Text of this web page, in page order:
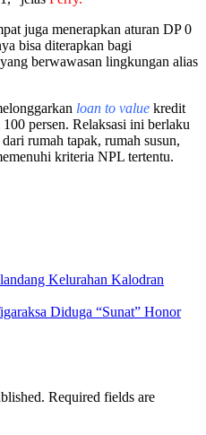
juga menerapkan aturan DP 0
bisa diterapkan bagi
berwawasan lingkungan alias
loan to value kredit
persen. Relaksasi ini berlaku
rumah tapak, rumah susun,
kriteria NPL tertentu.
Kelurahan Kalodran
Diduga “Sunat” Honor
Required fields are